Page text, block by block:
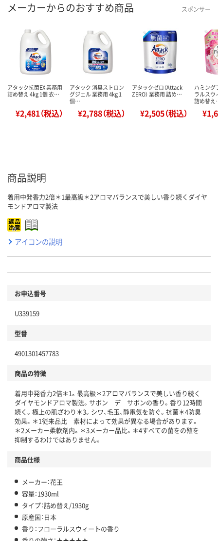
メーカーからのおすすめ商品 スポンサー
アタック抗菌EX 業務用
詰め替え 4kg 1個 衣…
¥2,481（税込）
アタック 消臭ストロン
グジェル 業務用 4kg 1
個…
¥2,788（税込）
アタックゼロ（Attack
ZERO） 業務用 詰め…
¥2,505（税込）
ハミング
ラルスウ
詰め替
商品説明
着用中発香力2倍＊1最高級＊2アロマバランスで美しい香り続くダイヤ
モンドアロマ製法
アイコンの説明
お申込番号
U339159
型番
4901301457783
商品の特徴
着用中発香力2倍＊1。最高級＊2アロマバランスで美しい香り続く
ダイヤモンドアロマ製法。サボン デ サボンの香り。香り12時間
続く。極上の肌ざわり＊3。シワ、毛玉、静電気を防ぐ。抗菌＊4防臭
効果。＊1従来品比 素材によって効果が異なる場合があります。
＊2メーカー柔軟剤内。＊3メーカー品比。＊4すべての菌をの殖を
抑制するわけではありません。
商品仕様
メーカー：花王
容量：1930ml
タイプ：詰め替え/1930g
原産国：日本
香り：フローラルスウィートの香り